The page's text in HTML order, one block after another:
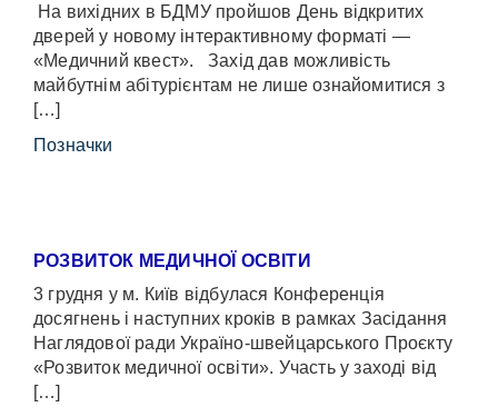
На вихідних в БДМУ пройшов День відкритих
дверей у новому інтерактивному форматі —
«Медичний квест». Захід дав можливість
майбутнім абітурієнтам не лише ознайомитися з
[…]
Позначки
РОЗВИТОК МЕДИЧНОЇ ОСВІТИ
3 грудня у м. Київ відбулася Конференція
досягнень і наступних кроків в рамках Засідання
Наглядової ради Україно-швейцарського Проєкту
«Розвиток медичної освіти». Участь у заході від
[…]